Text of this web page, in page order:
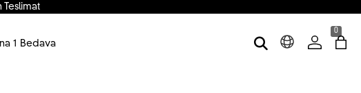
Teslimat
1 Bedava
0